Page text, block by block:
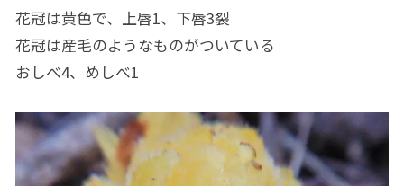
花冠は黄色で、上唇1、下唇3裂
花冠は産毛のようなものがついている
おしべ4、めしべ1